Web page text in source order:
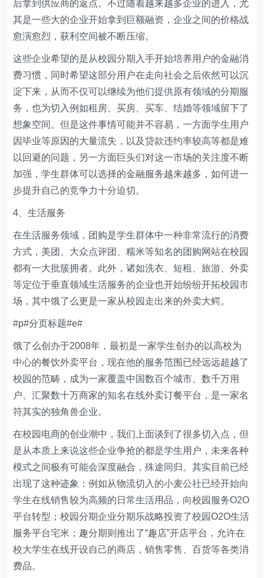
后拿到供应商的返点。不过随着越来越多企业的进入，尤
其是一些大的企业开始拿到巨额融资，企业之间的价格战
愈演愈烈，获利空间被不断压缩。
这些企业希望的是从校园分期入手开始培养用户的金融消
费习惯，同时希望这部分用户在走向社会之后依然可以沉
淀下来，从而不仅可以继续为他们提供原有领域的分期服
务，也为切入例如租房、买房、买车、结婚等领域留下了
想象空间。但是这件事情可能并不容易，一方面学生用户
因毕业等原因的大量流失，以及贷款违约率较高等都是难
以回避的问题，另一方面巨头们对这一市场的关注度不断
加强，学生群体可以选择的金融服务越来越多，如何进一
步提升自己的竞争力十分迫切。
4、生活服务
在生活服务领域，团购是学生群体中一种非常流行的消费
方式，美团、大众点评团、糯米等知名的团购网站在校园
都有一大批簇拥者。此外，诸如洗衣、短租、旅游、外卖
等定位于垂直领域生活服务的企业也开始纷纷开拓校园市
场，其中饿了么更是一家从校园走出来的外卖大鳄。
#p#分页标题#e#
饿了么创办于2008年，最初是一家学生创办的以高校为
中心的餐饮外卖平台，现在他的服务范围已经远远超越了
校园的范畴，成为一家覆盖中国数百个城市、数千万用
户、汇聚数十万商家的知名在线外卖订餐平台，是一家名
符其实的独角兽企业。
在校园电商的创业潮中，我们上面谈到了很多切入点，但
是从本质上来说这些企业争抢的都是学生用户，未来各种
模式之间极有可能会深度融合，殊途同归。其实目前已经
出现了这种迹象：例如从物流切入的小麦公社已经开始向
学生在线销售较为高频的日常生活用品，向校园服务O2O
平台转型；校园分期企业分期乐战略投资了校园O2O生活
服务平台宅米；趣分期则推出了“趣店”开店平台，允许在
校大学生在线开设自己的商店，销售零售、百货等各类消
费品。